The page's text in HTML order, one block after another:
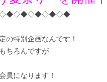
の特別企画なんです！
ちろんですが
員になります！